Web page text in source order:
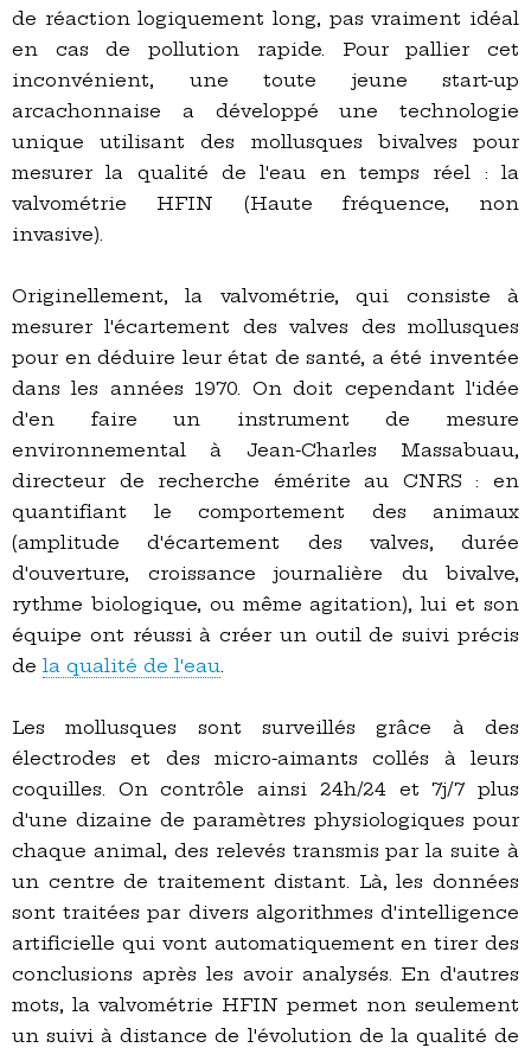
de réaction logiquement long, pas vraiment idéal
en cas de pollution rapide. Pour pallier cet
inconvénient, une toute jeune start-up
arcachonnaise a développé une technologie
unique utilisant des mollusques bivalves pour
mesurer la qualité de l'eau en temps réel : la
valvométrie HFIN (Haute fréquence, non
invasive).
Originellement, la valvométrie, qui consiste à
mesurer l'écartement des valves des mollusques
pour en déduire leur état de santé, a été inventée
dans les années 1970. On doit cependant l'idée
d'en faire un instrument de mesure
environnemental à Jean-Charles Massabuau,
directeur de recherche émérite au CNRS : en
quantifiant le comportement des animaux
(amplitude d'écartement des valves, durée
d'ouverture, croissance journalière du bivalve,
rythme biologique, ou même agitation), lui et son
équipe ont réussi à créer un outil de suivi précis
de la qualité de l'eau.
Les mollusques sont surveillés grâce à des
électrodes et des micro-aimants collés à leurs
coquilles. On contrôle ainsi 24h/24 et 7j/7 plus
d'une dizaine de paramètres physiologiques pour
chaque animal, des relevés transmis par la suite à
un centre de traitement distant. Là, les données
sont traitées par divers algorithmes d'intelligence
artificielle qui vont automatiquement en tirer des
conclusions après les avoir analysés. En d'autres
mots, la valvométrie HFIN permet non seulement
un suivi à distance de l'évolution de la qualité de